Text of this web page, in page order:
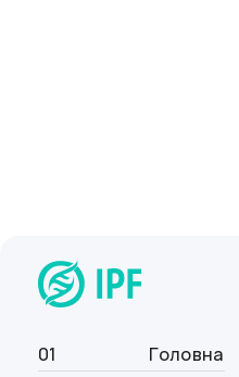
01
Головна